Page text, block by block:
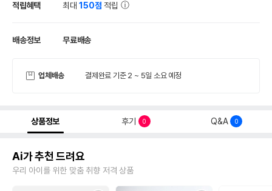
적립혜택 최대150점 적립
배송정보 무료배송
업체배송 결제완료 기준 2 ~ 5일 소요 예정
상품정보 후기 0 Q&A 0
Ai가 추천 드려요
우리 아이를 위한 맞춤 취향 저격 상품